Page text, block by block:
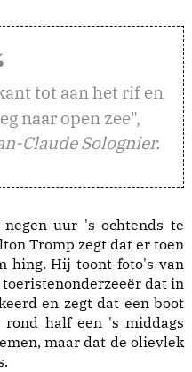
tot aan het rif en
naar open zee",
Claude Solognier.
uur 's ochtends te
Tromp zegt dat er toen
hing. Hij toont foto's van
dat in
en zegt dat een boot
rond half een 's middags
maar dat de olievlek